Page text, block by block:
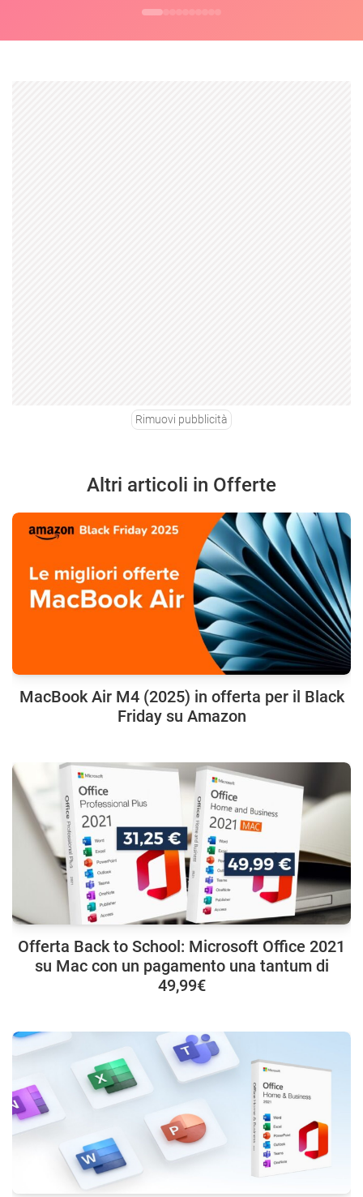
Rimuovi pubblicità
Altri articoli in Offerte
MacBook Air M4 (2025) in offerta per il Black
Friday su Amazon
Offerta Back to School: Microsoft Office 2021
su Mac con un pagamento una tantum di
49,99€